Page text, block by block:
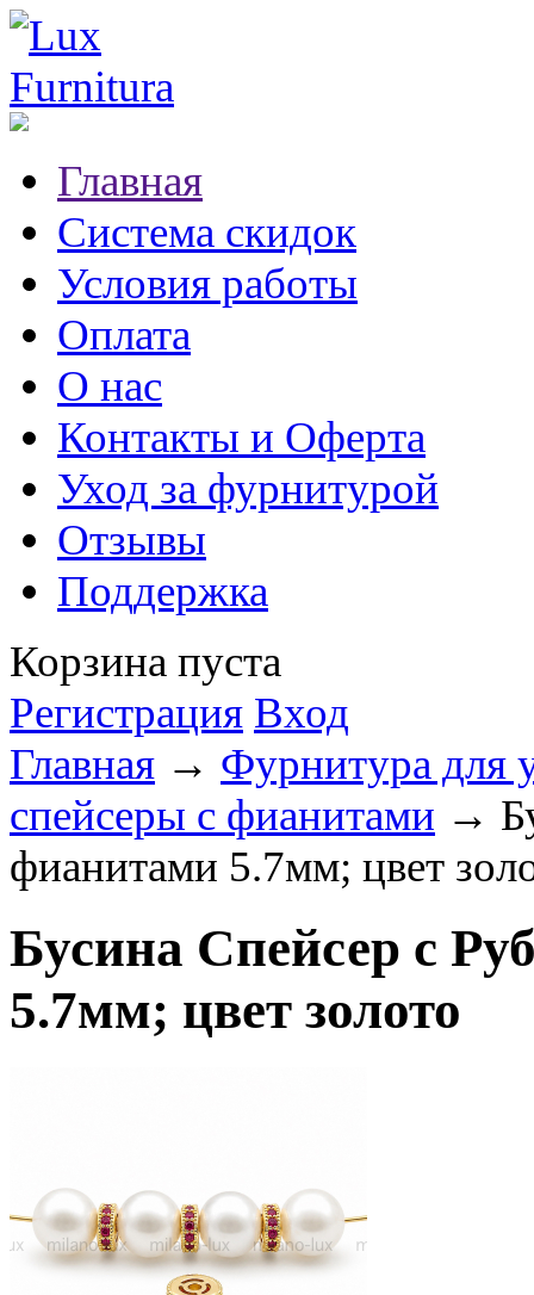
Главная
Система скидок
Условия работы
Оплата
О нас
Контакты и Оферта
Уход за фурнитурой
Отзывы
Поддержка
Корзина пуста
Регистрация Вход
Главная → Фурнитура для
спейсеры с фианитами →
фианитами 5.7мм; цвет
Бусина Спейсер с
5.7мм; цвет золото